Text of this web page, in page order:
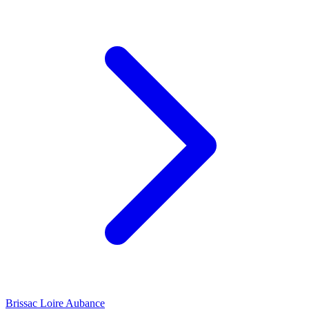
Brissac Loire Aubance